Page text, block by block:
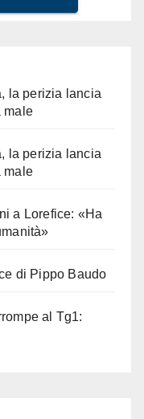
la perizia lancia
male
la perizia lancia
male
a Lorefice: «Ha
di Pippo Baudo
al Tg1: